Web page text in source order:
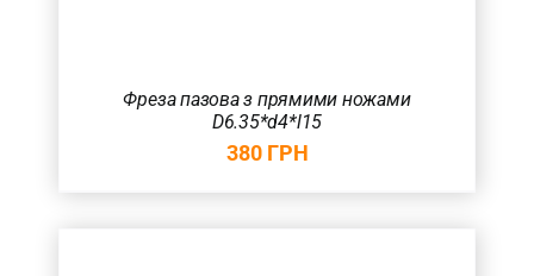
Фреза пазова з прямими ножами
D6.35*d4*l15
380 ГРН